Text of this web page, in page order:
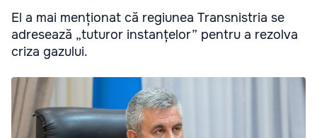
El a mai menționat că regiunea Transnistria se
adresează „tuturor instanțelor” pentru a rezolva
criza gazului.